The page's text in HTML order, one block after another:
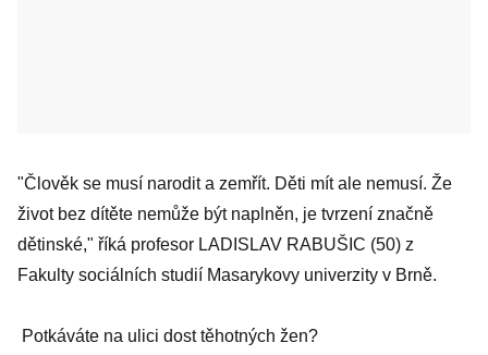
"Člověk se musí narodit a zemřít. Děti mít ale nemusí. Že
život bez dítěte nemůže být naplněn, je tvrzení značně
dětinské," říká profesor LADISLAV RABUŠIC (50) z
Fakulty sociálních studií Masarykovy univerzity v Brně.
Potkáváte na ulici dost těhotných žen?